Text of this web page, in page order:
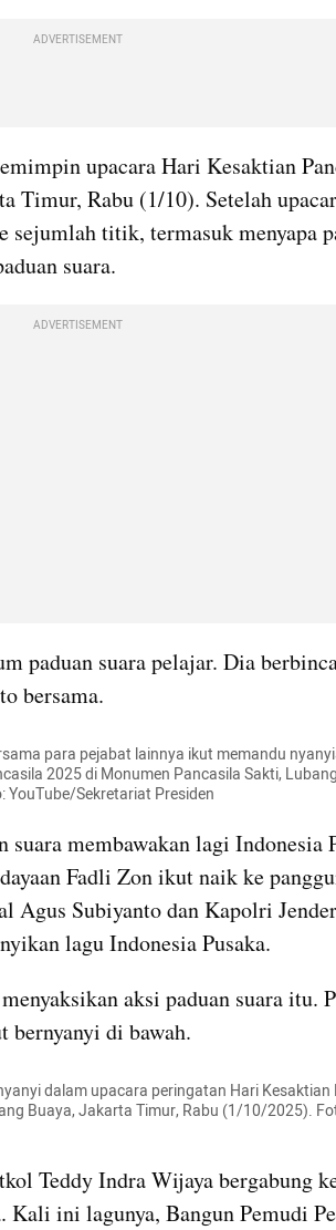
ADVERTISEMENT
upacara Hari Kesaktian
Timur, Rabu (1/10). Setelah
sejumlah titik, termasuk menyapa
suara.
ADVERTISEMENT
paduan suara pelajar. Dia
bersama.
para pejabat lainnya ikut memandu
2025 di Monumen Pancasila Sakti,
Sekretariat Presiden
suara membawakan lagi Indonesia
Fadli Zon ikut naik ke
Agus Subiyanto dan Kapolri
lagu Indonesia Pusaka.
aksi paduan suara itu.
di bawah.
dalam upacara peringatan Hari Kesaktian
Buaya, Jakarta Timur, Rabu (1/10/2025).
Teddy Indra Wijaya bergabung
Kali ini lagunya, Bangun Pemudi